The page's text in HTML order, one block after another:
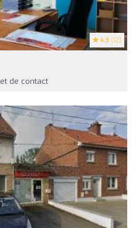
4.3 (12)
de contact